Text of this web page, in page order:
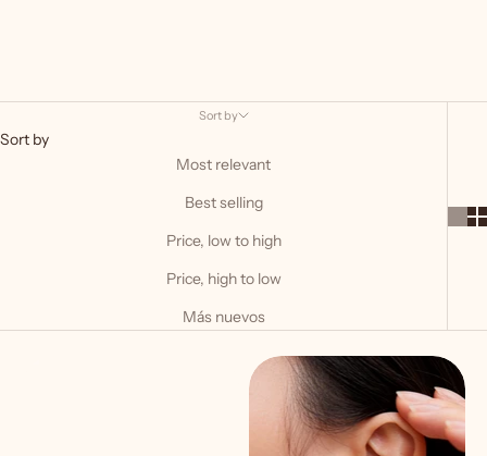
Sort by
Sort by
Most relevant
Best selling
Price, low to high
Price, high to low
Más nuevos